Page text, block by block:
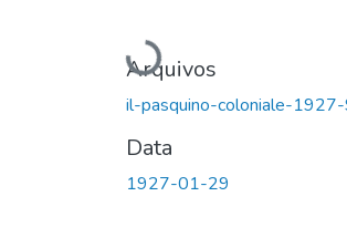
Carregando...
Arquivos
il-pasquino-coloniale-
Data
1927-01-29